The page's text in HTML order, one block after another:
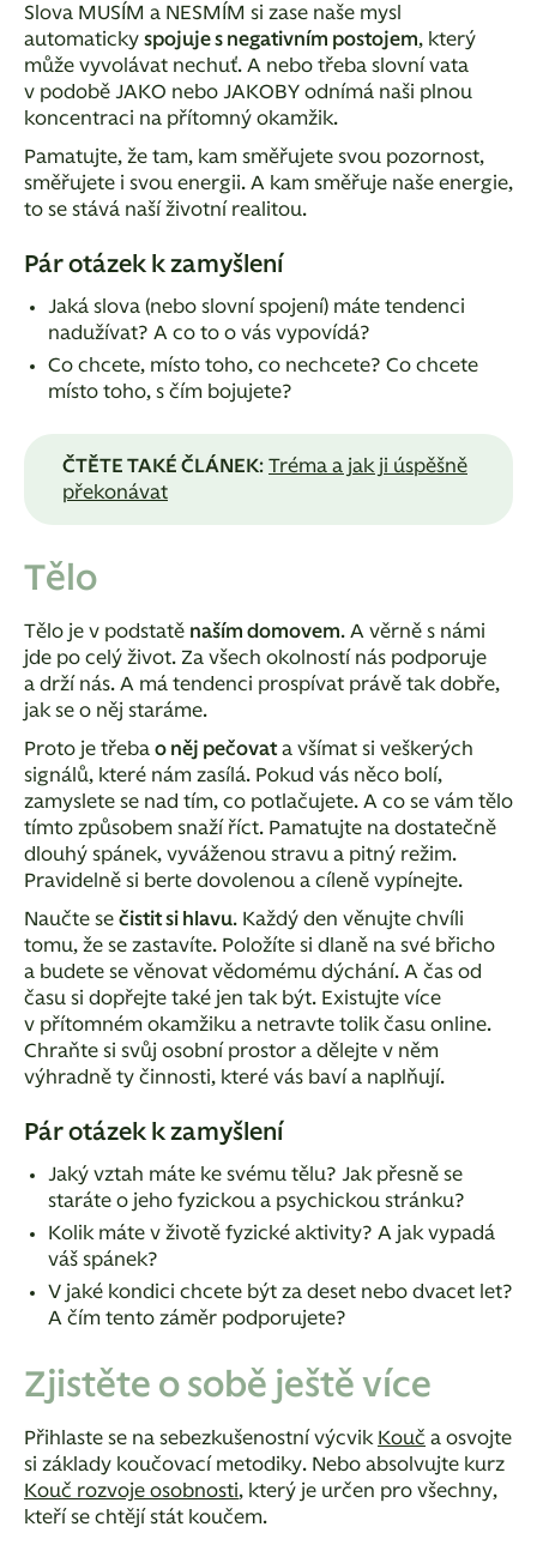
Slova MUSÍM a NESMÍM si zase naše mysl
automaticky spojuje s negativním postojem, který
může vyvolávat nechuť. A nebo třeba slovní vata
v podobě JAKO nebo JAKOBY odnímá naši plnou
koncentraci na přítomný okamžik.
Pamatujte, že tam, kam směřujete svou pozornost,
směřujete i svou energii. A kam směřuje naše energie,
to se stává naší životní realitou.
Pár otázek k zamyšlení
Jaká slova (nebo slovní spojení) máte tendenci
nadužívat? A co to o vás vypovídá?
Co chcete, místo toho, co nechcete? Co chcete
místo toho, s čím bojujete?
ČTĚTE TAKÉ ČLÁNEK: Tréma a jak ji úspěšně
překonávat
Tělo
Tělo je v podstatě naším domovem. A věrně s námi
jde po celý život. Za všech okolností nás podporuje
a drží nás. A má tendenci prospívat právě tak dobře,
jak se o něj staráme.
Proto je třeba o něj pečovata všímat si veškerých
signálů, které nám zasílá. Pokud vás něco bolí,
zamyslete se nad tím, co potlačujete. A co se vám tělo
tímto způsobem snaží říct. Pamatujte na dostatečně
dlouhý spánek, vyváženou stravu a pitný režim.
Pravidelně si berte dovolenou a cíleně vypínejte.
Naučte se čistit si hlavu. Každý den věnujte chvíli
tomu, že se zastavíte. Položíte si dlaně na své břicho
a budete se věnovat vědomému dýchání. A čas od
času si dopřejte také jen tak být. Existujte více
v přítomném okamžiku a netravte tolik času online.
Chraňte si svůj osobní prostor a dělejte v něm
výhradně ty činnosti, které vás baví a naplňují.
Pár otázek k zamyšlení
Jaký vztah máte ke svému tělu? Jak přesně se
staráte o jeho fyzickou a psychickou stránku?
Kolik máte v životě fyzické aktivity? A jak vypadá
váš spánek?
V jaké kondici chcete být za deset nebo dvacet let?
A čím tento záměr podporujete?
Zjistěte o sobě ještě více
Přihlaste se na sebezkušenostní výcvik Kouč a osvojte
si základy koučovací metodiky. Nebo absolvujte kurz
Kouč rozvoje osobnosti, který je určen pro všechny,
kteří se chtějí stát koučem.